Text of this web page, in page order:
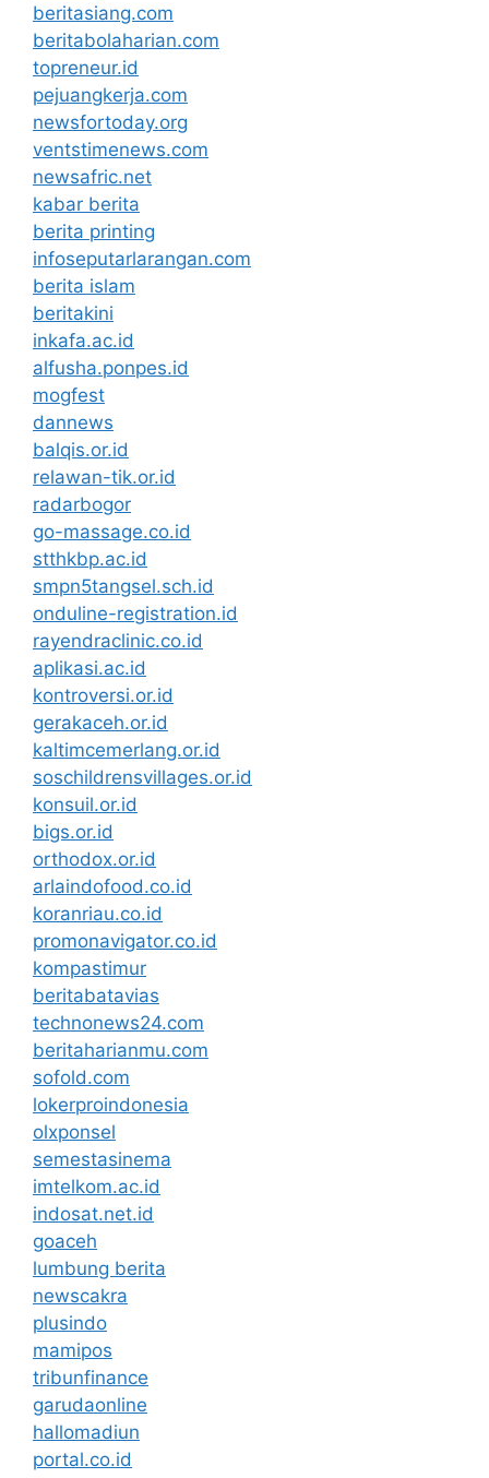
beritasiang.com
beritabolaharian.com
topreneur.id
pejuangkerja.com
newsfortoday.org
ventstimenews.com
newsafric.net
kabar berita
berita printing
infoseputarlarangan.com
berita islam
beritakini
inkafa.ac.id
alfusha.ponpes.id
mogfest
dannews
balqis.or.id
relawan-tik.or.id
radarbogor
go-massage.co.id
stthkbp.ac.id
smpn5tangsel.sch.id
onduline-registration.id
rayendraclinic.co.id
aplikasi.ac.id
kontroversi.or.id
gerakaceh.or.id
kaltimcemerlang.or.id
soschildrensvillages.or.id
konsuil.or.id
bigs.or.id
orthodox.or.id
arlaindofood.co.id
koranriau.co.id
promonavigator.co.id
kompastimur
beritabatavias
technonews24.com
beritaharianmu.com
sofold.com
lokerproindonesia
olxponsel
semestasinema
imtelkom.ac.id
indosat.net.id
goaceh
lumbung berita
newscakra
plusindo
mamipos
tribunfinance
garudaonline
hallomadiun
portal.co.id